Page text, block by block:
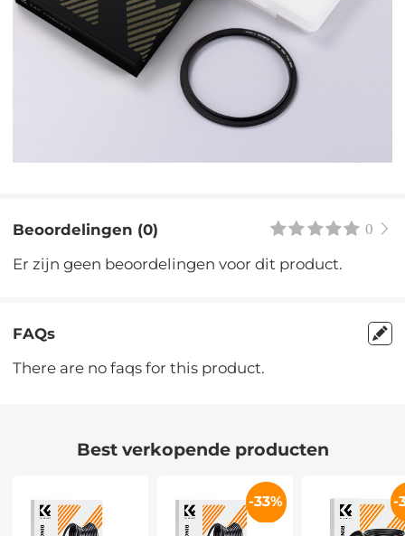
Beoordelingen (0) 0
Er zijn geen beoordelingen voor dit product.
FAQs
There are no faqs for this product.
Best verkopende producten
-33% -